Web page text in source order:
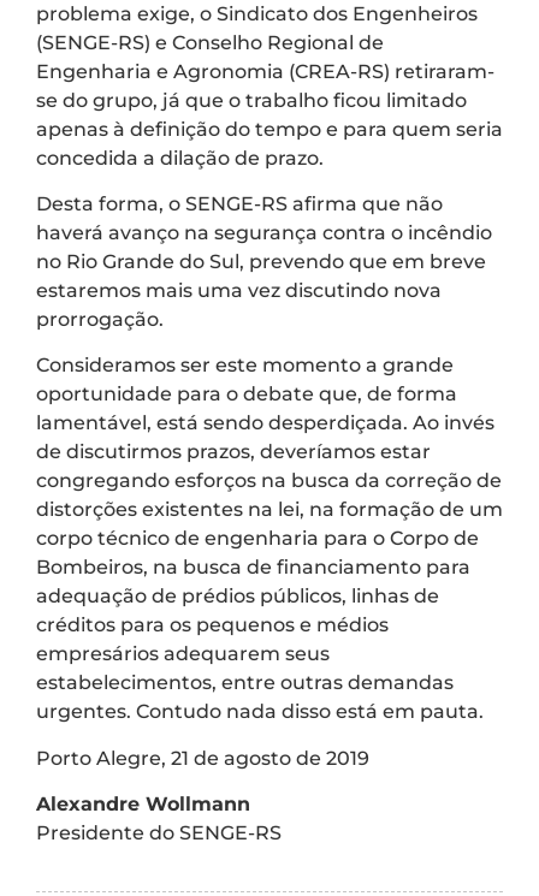
problema exige, o Sindicato dos Engenheiros
(SENGE-RS) e Conselho Regional de
Engenharia e Agronomia (CREA-RS) retiraram-
se do grupo, já que o trabalho ficou limitado
apenas à definição do tempo e para quem seria
concedida a dilação de prazo.
Desta forma, o SENGE-RS afirma que não
haverá avanço na segurança contra o incêndio
no Rio Grande do Sul, prevendo que em breve
estaremos mais uma vez discutindo nova
prorrogação.
Consideramos ser este momento a grande
oportunidade para o debate que, de forma
lamentável, está sendo desperdiçada. Ao invés
de discutirmos prazos, deveríamos estar
congregando esforços na busca da correção de
distorções existentes na lei, na formação de um
corpo técnico de engenharia para o Corpo de
Bombeiros, na busca de financiamento para
adequação de prédios públicos, linhas de
créditos para os pequenos e médios
empresários adequarem seus
estabelecimentos, entre outras demandas
urgentes. Contudo nada disso está em pauta.
Porto Alegre, 21 de agosto de 2019
Alexandre Wollmann
Presidente do SENGE-RS